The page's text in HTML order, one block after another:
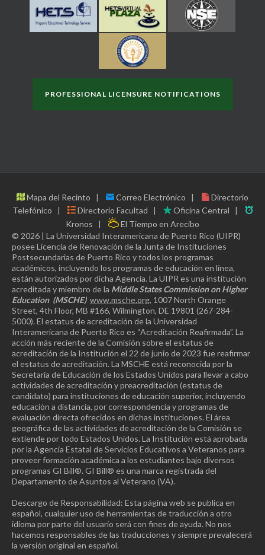
PROFESSIONAL LICENSURE NOTIFICATIONS
Mapa del Recinto Correo Electrónico
Directorio
Telefónico
Directorio Facultad
Oficina Central
Kronos
El Tiempo en Arecibo
© 2026 | La Universidad Interamericana de Puerto Rico (UIPR)
posee Licencia de Renovación de la Junta de Instituciones
Postsecundarias de Puerto Rico y todos los programas
académicos, incluyendo los programas de educación en línea,
están autorizados por dicha Agencia. La UIPR es una institución
acreditada y miembro de la Middle States Commission on Higher
Education (MSCHE) www.msche.org, 1007 North Orange
Street, 4th Floor, MB #166, Wilmington, DE 19801 (267-284-
5000). El estatus de acreditación de la Universidad
Interamericana de Puerto Rico es “Acreditación Reafirmada”. La
acción más reciente de la Comisión sobre el estatus de
acreditación de la Institución el 22 de junio de 2023 fue reafirmar
el estatus de acreditación. La MSCHE está reconocida por la
Secretaría de Educación de los Estados Unidos para llevar a cabo
actividades de acreditación y preacreditación (estatus de
candidato) para instituciones de educación superior, incluyendo
educación a distancia, por correspondencia y programas de
evaluación directa ofrecidos en dichas instituciones. El área
geográfica de las actividades de acreditación de la Comisión se
extiende por todo Estados Unidos. La Institución está aprobada
por la Agencia Estatal de Servicios Educativos a Veteranos para
proveer formación académica a los estudiantes bajo diversos
programas GI Bill®. GI Bill® es una marca registrada del
Departamento de Asuntos al Veterano (VA).
Descargo de Responsabilidad: Esta página web se publica en
español, cualquier uso de herramientas de traducción a otro
idioma por parte del usuario será con fines de ayuda. No nos
hacemos responsables de las traducciones y siempre prevalecerá
la versión original en español.